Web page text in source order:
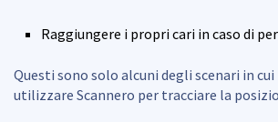
Raggiungere i propri cari in caso di
Questi sono solo alcuni degli scenari in
utilizzare Scannero per tracciare la